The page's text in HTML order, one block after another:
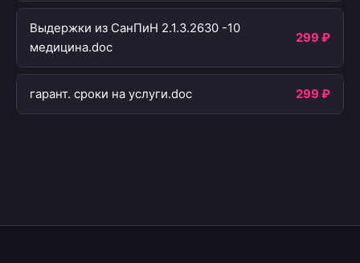
Выдержки из СанПиН 2.1.3.2630 -10
медицина.doc
299 ₽
гарант. сроки на услуги.doc 299 ₽